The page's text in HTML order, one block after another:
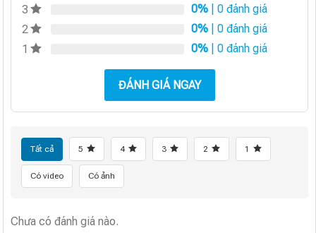
3
0% | 0 đánh giá
2
0% | 0 đánh giá
1
0% | 0 đánh giá
ĐÁNH GIÁ NGAY
Tất cả 5 4 3 2 1
Có video Có ảnh
Chưa có đánh giá nào.